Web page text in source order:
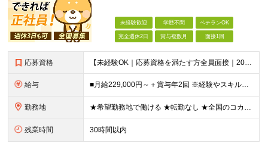
未経験歓迎 学歴不問 ベテランOK
完全週休2日 賞与複数月 面接1回
応募資格 【未経験OK｜応募資格を満たす方全員面接｜20代～40代多数活躍中！】 ◎学歴不問 ◎前職不問 ◎転職回数不問 ◎普通運転免許（AT限定可）をお持ちの方 ◎44歳以下の方（※長期のキャリア形成を図るた
給与 ■月給229,000円～＋賞与年2回 ※経験やスキルにより考慮いたします ※試用期間は全国共通で1～3ヶ月あり（習熟度により変動：給与・その他条件の差異なし） ※上記には固定残業代を含みます（エリアに
勤務地 ★希望勤務地で働ける ★転勤なし ★全国のコカ・コーラ社営業所で募集中 ※エリア詳細は以下よりご確認ください。
残業時間 30時間以内